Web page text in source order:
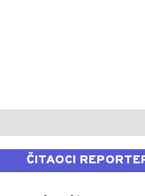
ČITAOCI